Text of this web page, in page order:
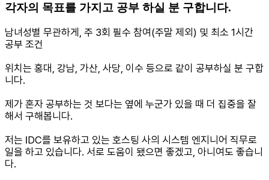
각자의 목표를 가지고 공부 하실 분 구합니다.
남녀성별 무관하게, 주 3회 필수 참여(주말 제외) 및 최소 1시간
공부 조건
위치는 홍대, 강남, 가산, 사당, 이수 등으로 같이 공부하실 분 구합
니다.
제가 혼자 공부하는 것 보다는 옆에 누군가 있을 때 더 집중을 잘
해서 구해봅니다.
저는 IDC를 보유하고 있는 호스팅 사의 시스템 엔지니어 직무로
일을 하고 있습니다. 서로 도움이 됐으면 좋겠고, 아니여도 좋습니
다.